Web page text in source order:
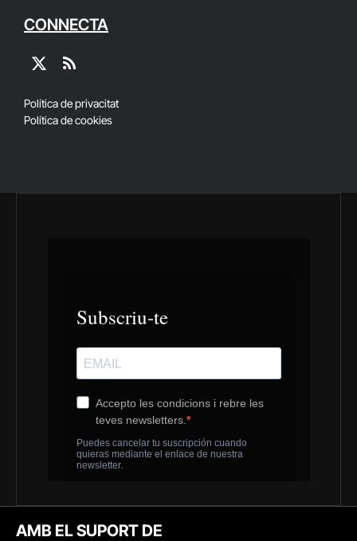
CONNECTA
X
RSS
Política de privacitat
Política de cookies
AMB EL SUPORT DE